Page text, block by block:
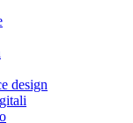
design